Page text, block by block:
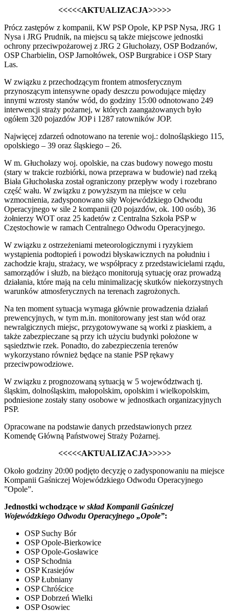
<<<<<AKTUALIZACJA>>>>>
Prócz zastępów z kompanii, KW PSP Opole, KP PSP Nysa, JRG 1
Nysa i JRG Prudnik, na miejscu są także miejscowe jednostki
ochrony przeciwpożarowej z JRG 2 Głuchołazy, OSP Bodzanów,
OSP Charbielin, OSP Jarnołtówek, OSP Burgrabice i OSP Stary
Las.
W związku z przechodzącym frontem atmosferycznym
przynoszącym intensywne opady deszczu powodujące między
innymi wzrosty stanów wód, do godziny 15:00 odnotowano 249
interwencji straży pożarnej, w których zaangażowanych było
ogółem 320 pojazdów JOP i 1287 ratowników JOP.
Najwięcej zdarzeń odnotowano na terenie woj.: dolnośląskiego 115,
opolskiego – 39 oraz śląskiego – 26.
W m. Głuchołazy woj. opolskie, na czas budowy nowego mostu
(stary w trakcie rozbiórki, nowa przeprawa w budowie) nad rzeką
Biała Głuchołaska został ograniczony przepływ wody i rozebrano
część wału. W związku z powyższym na miejsce w celu
wzmocnienia, zadysponowano siły Wojewódzkiego Odwodu
Operacyjnego w sile 2 kompanii (20 pojazdów, ok. 100 osób), 36
żołnierzy WOT oraz 25 kadetów z Centralna Szkoła PSP w
Częstochowie w ramach Centralnego Odwodu Operacyjnego.
W związku z ostrzeżeniami meteorologicznymi i ryzykiem
wystąpienia podtopień i powodzi błyskawicznych na południu i
zachodzie kraju, strażacy, we współpracy z przedstawicielami rządu,
samorządów i służb, na bieżąco monitorują sytuację oraz prowadzą
działania, które mają na celu minimalizację skutków niekorzystnych
warunków atmosferycznych na terenach zagrożonych.
Na ten moment sytuacja wymaga głównie prowadzenia działań
prewencyjnych, w tym m.in. monitorowany jest stan wód oraz
newralgicznych miejsc, przygotowywane są worki z piaskiem, a
także zabezpieczane są przy ich użyciu budynki położone w
sąsiedztwie rzek. Ponadto, do zabezpieczenia terenów
wykorzystano również będące na stanie PSP rękawy
przeciwpowodziowe.
W związku z prognozowaną sytuacją w 5 województwach tj.
śląskim, dolnośląskim, małopolskim, opolskim i wielkopolskim,
podniesione zostały stany osobowe w jednostkach organizacyjnych
PSP.
Opracowane na podstawie danych przedstawionych przez
Komendę Główną Państwowej Straży Pożarnej.
<<<<<AKTUALIZACJA>>>>>
Około godziny 20:00 podjęto decyzję o zadysponowaniu na miejsce
Kompanii Gaśniczej Wojewódzkiego Odwodu Operacyjnego
”Opole”.
Jednostki wchodzące w skład Kompanii Gaśniczej
Wojewódzkiego Odwodu Operacyjnego „Opole”:
OSP Suchy Bór
OSP Opole-Bierkowice
OSP Opole-Gosławice
OSP Schodnia
OSP Krasiejów
OSP Łubniany
OSP Chróścice
OSP Dobrzeń Wielki
OSP Osowiec